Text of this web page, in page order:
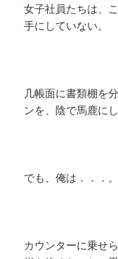
女子社員たちは、
手にしていない。
几帳面に書類棚を
ンを、陰で馬鹿に
でも、俺は．．．。
カウンターに乗せ